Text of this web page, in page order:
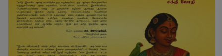
இதர